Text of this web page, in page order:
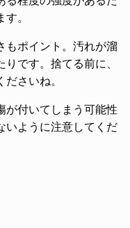
。
もポイント。汚れが溜
です。捨てる前に、
さいね。
が付いてしまう可能性
いように注意してくだ